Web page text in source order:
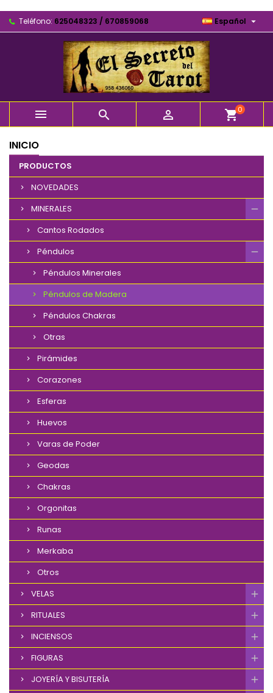
Teléfono: 625048323 / 670859068 Español 
   shopping_cart0
INICIO
PRODUCTOS
NOVEDADES
MINERALES
Cantos Rodados
Péndulos
Péndulos Minerales
Péndulos de Madera
Péndulos Chakras
Otras
Pirámides
Corazones
Esferas
Huevos
Varas de Poder
Geodas
Chakras
Orgonitas
Runas
Merkaba
Otros
VELAS
RITUALES
INCIENSOS
FIGURAS
JOYERÍA Y BISUTERÍA